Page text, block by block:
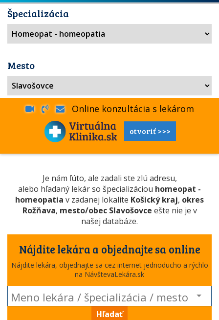
Špecializácia
Mesto
Online konzultácia s lekárom
otvoriť >>>
Je nám ľúto, ale zadali ste zlú adresu,
alebo hľadaný lekár so špecializáciou homeopat -
homeopatia v zadanej lokalite Košický kraj, okres
Rožňava, mesto/obec Slavošovce ešte nie je v
našej databáze.
Nájdite lekára a objednajte sa online
Nájdite lekára, objednajte sa cez internet jednoducho a rýchlo
na NávštevaLekára.sk
Hľadať